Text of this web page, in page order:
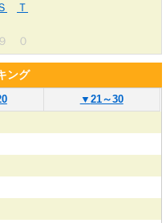
Ｔ
９ ０
ング
▼ 21～30